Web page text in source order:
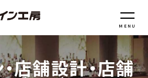
MENU
店舗設計・店舗